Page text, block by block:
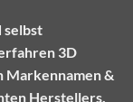
selbst
3D
Markennamen &
Herstellers.